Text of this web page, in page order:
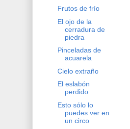
Frutos de frío
El ojo de la
cerradura de
piedra
Pinceladas de
acuarela
Cielo extraño
El eslabón
perdido
Esto sólo lo
puedes ver en
un circo